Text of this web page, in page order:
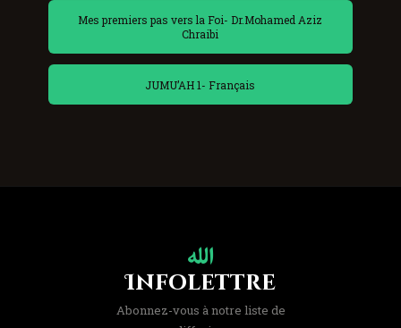
Mes premiers pas vers la Foi- Dr.Mohamed Aziz
Chraibi
JUMU’AH 1- Français
Infolettre
Abonnez-vous à notre liste de